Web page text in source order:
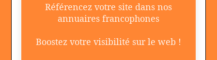
Référencez votre site dans nos
annuaires francophones
Boostez votre visibilité sur le web !